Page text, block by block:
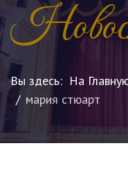
Вы здесь: На
мария стюарт